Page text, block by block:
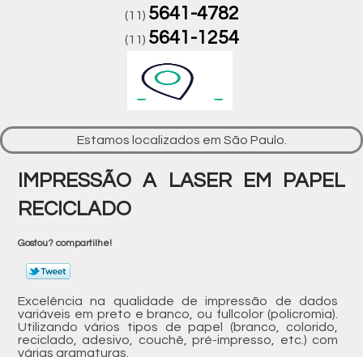
(11) 5641-4782
(11) 5641-1254
Estamos localizados em São Paulo.
IMPRESSÃO A LASER EM PAPEL
RECICLADO
Gostou? compartilhe!
Excelência na qualidade de impressão de dados
variáveis em preto e branco, ou fullcolor (policromia).
Utilizando vários tipos de papel (branco, colorido,
reciclado, adesivo, couchê, pré-impresso, etc.) com
várias gramaturas.